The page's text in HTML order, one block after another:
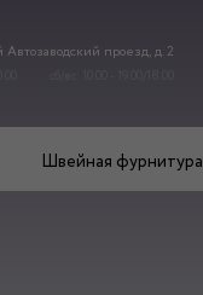
Автозаводский проезд, д. 2
Швейная фурнитура